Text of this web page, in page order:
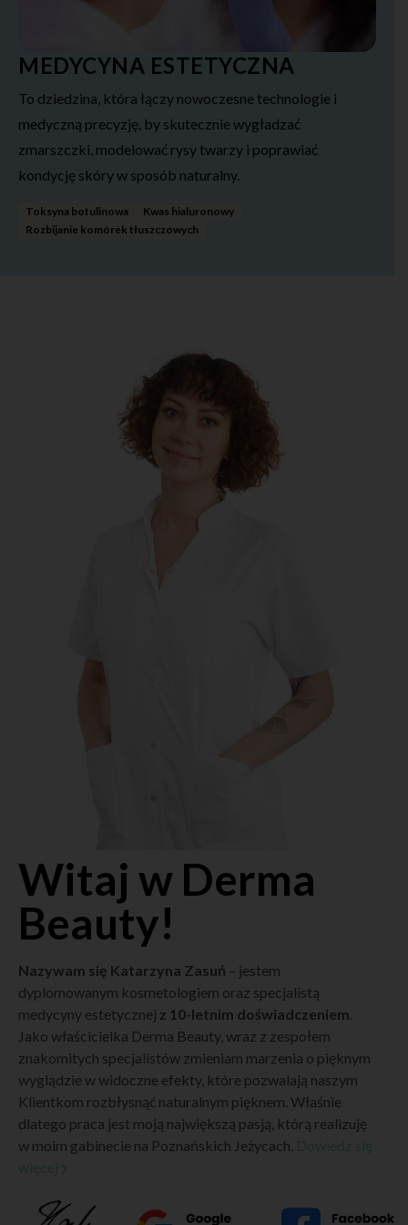
MEDYCYNA ESTETYCZNA
To dziedzina, która łączy nowoczesne technologie i
medyczną precyzję, by skutecznie wygładzać
zmarszczki, modelować rysy twarzy i poprawiać
kondycję skóry w sposób naturalny.
Toksyna botulinowa
Kwas hialuronowy
Rozbijanie komórek tłuszczowych
Witaj w Derma
Beauty!
Nazywam się Katarzyna Zasuń – jestem
dyplomowanym kosmetologiem oraz specjalistą
medycyny estetycznej z 10-letnim doświadczeniem
Jako właścicielka Derma Beauty, wraz z zespołem
znakomitych specjalistów zmieniam marzenia o pięknym
wyglądzie w widoczne efekty, które pozwalają naszym
Klientkom rozbłysnąć naturalnym pięknem. Właśnie
dlatego praca jest moją największą pasją, którą realizuję
w moim gabinecie na Poznańskich Jeżycach.